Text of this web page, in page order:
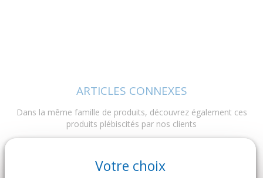
ARTICLES CONNEXES
Dans la même famille de produits, découvrez également ces
produits plébiscités par nos clients
Votre choix